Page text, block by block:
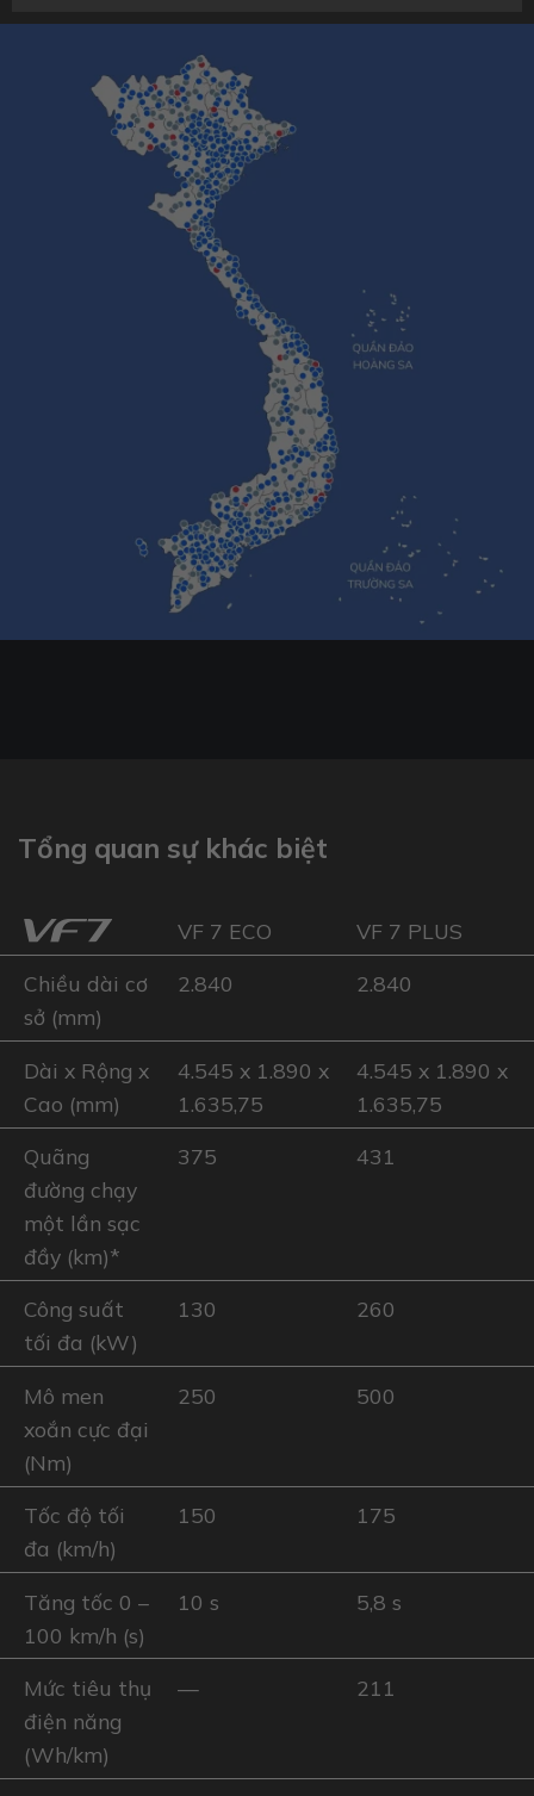
Tổng quan sự khác biệt
VF 7 ECO VF 7 PLUS
Chiều dài cơ
sở (mm)
2.840 2.840
Dài x Rộng x
Cao (mm)
4.545 x 1.890 x
1.635,75
4.545 x 1.890 x
1.635,75
Quãng
đường chạy
một lần sạc
đầy (km)*
375 431
Công suất
tối đa (kW)
130 260
Mô men
xoắn cực đại
(Nm)
250 500
Tốc độ tối
đa (km/h)
150 175
Tăng tốc 0 –
100 km/h (s)
10 s 5,8 s
Mức tiêu thụ
điện năng
(Wh/km)
— 211